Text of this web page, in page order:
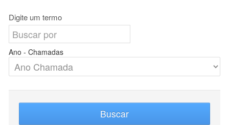
Digite um termo
Ano - Chamadas
Buscar